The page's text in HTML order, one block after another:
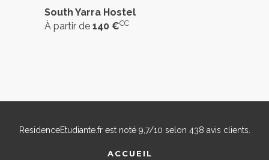
South Yarra Hostel
À partir de 140 €CC
ResidenceEtudiante.frest noté 9,7/10 selon 438 avis clients.
ACCUEIL